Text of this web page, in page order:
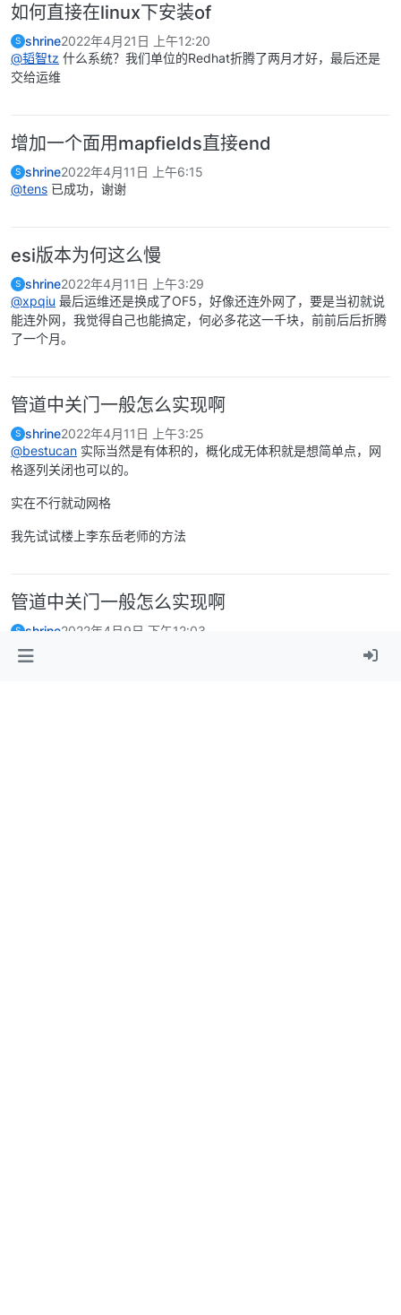
如何直接在linux下安装of
S shrine2022年4月21日 上午12:20
@韬智tz 什么系统？我们单位的Redhat折腾了两月才好，最后还是
交给运维
增加一个面用mapfields直接end
S shrine2022年4月11日 上午6:15
@tens 已成功，谢谢
esi版本为何这么慢
S shrine2022年4月11日 上午3:29
@xpqiu 最后运维还是换成了OF5，好像还连外网了，要是当初就说
能连外网，我觉得自己也能搞定，何必多花这一千块，前前后后折腾
了一个月。
管道中关门一般怎么实现啊
S shrine2022年4月11日 上午3:25
@bestucan 实际当然是有体积的，概化成无体积就是想简单点，网
格逐列关闭也可以的。
实在不行就动网格
我先试试楼上李东岳老师的方法
管道中关门一般怎么实现啊
S shrine2022年4月9日 下午12:03
@bestucan
这个是把其中的网格瞬间变成wall，我想要的变化是一
个过程